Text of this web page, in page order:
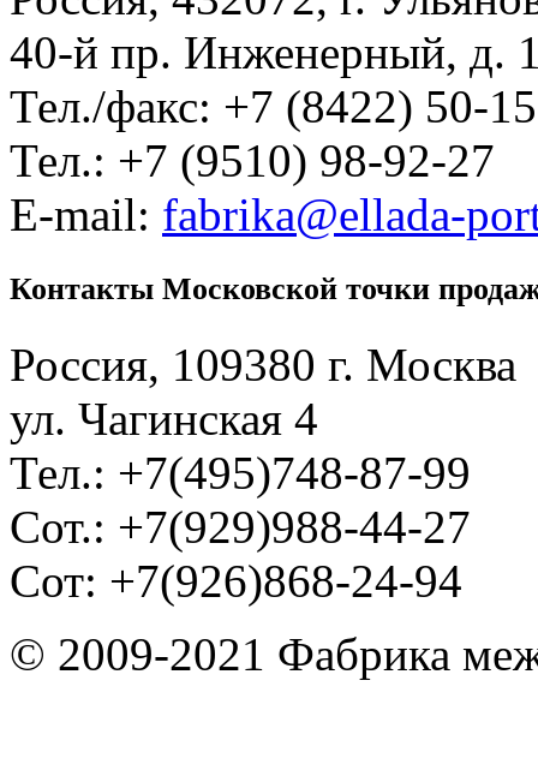
40-й пр. Инженерный, д.
Тел./факс: +7 (8422) 50-
Тел.: +7 (9510) 98-92-27
E-mail: fabrika@ellada-
Контакты Московской точки
Россия, 109380 г. Москва
ул. Чагинская 4
Тел.: +7(495)748-87-99
Сот.: +7(929)988-44-27
Сот: +7(926)868-24-94
© 2009-2021 Фабрика